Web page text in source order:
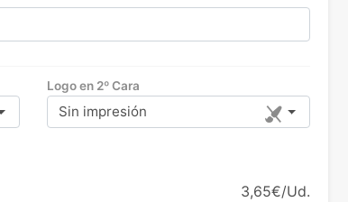
Logo en 2º Cara
Sin impresión
3,65€/Ud.